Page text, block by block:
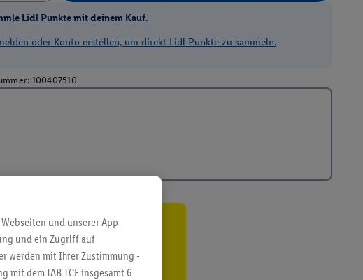
Lidl Punkte mit deinem Kauf.
oder Konto erstellen, um direkt Lidl Punkte zu sammeln.
100407510
anmelden
und unserer App
und ein Zugriff auf
werden mit Ihrer Zustimmung -
mit dem IAB TCF insgesamt 6